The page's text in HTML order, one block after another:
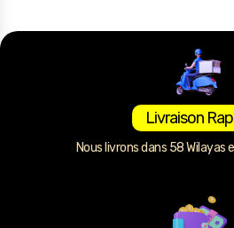
Livraison
Nous livrons dans 58 Wilayas